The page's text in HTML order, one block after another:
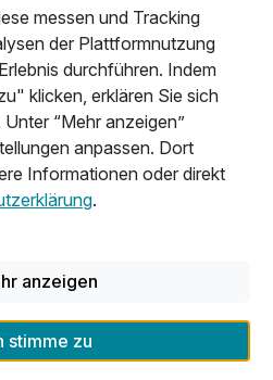
einfach einen erholsamen
auch längerfristig als Ihre
12 Am Achterwasser
Umgebung
messen und Tracking
der Plattformnutzung
durchführen. Indem
klicken, erklären Sie sich
“Mehr anzeigen”
anpassen. Dort
Informationen oder direkt
.
anzeigen
stimme zu